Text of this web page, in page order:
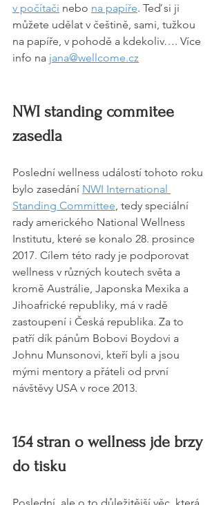
v počítači nebo na papíře. Teď si ji
můžete udělat v češtině, sami, tužkou
na papíře, v pohodě a kdekoliv…. Více
info na jana@wellcome.cz
NWI standing commitee
zasedla
Poslední wellness událostí tohoto roku
bylo zasedání NWI International
Standing Committee, tedy speciální
rady amerického National Wellness
Institutu, které se konalo 28. prosince
2017. Cílem této rady je podporovat
wellness v různých koutech světa a
kromě Austrálie, Japonska Mexika a
Jihoafrické republiky, má v radě
zastoupení i Česká republika. Za to
patří dík pánům Bobovi Boydovi a
Johnu Munsonovi, kteří byli a jsou
mými mentory a přáteli od první
návštěvy USA v roce 2013.
154 stran o wellness jde brzy
do tisku